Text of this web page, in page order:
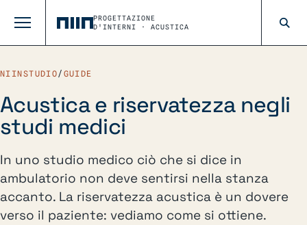
PROGETTAZIONE
D'INTERNI · ACUSTICA
NIINSTUDIO/ GUIDE
Acustica e riservatezza negli
studi medici
In uno studio medico ciò che si dice in
ambulatorio non deve sentirsi nella stanza
accanto. La riservatezza acustica è un dovere
verso il paziente: vediamo come si ottiene.